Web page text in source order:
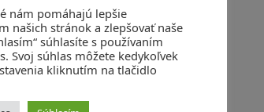
nám pomáhajú lepšie
našich stránok a zlepšovať naše
súhlasíte s používaním
Svoj súhlas môžete kedykoľvek
kliknutím na tlačidlo